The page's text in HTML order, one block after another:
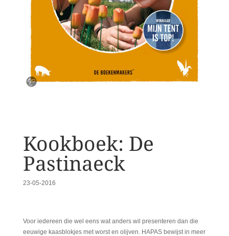
Kookboek: De
Pastinaeck
23-05-2016
Voor iedereen die wel eens wat anders wil presenteren dan die
eeuwige kaasblokjes met worst en olijven. HAPAS bewijst in meer